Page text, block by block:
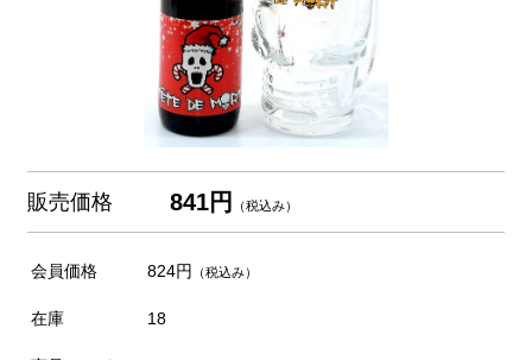
販売価格 841円 （税込み）
会員価格 824円 （税込み）
在庫 18